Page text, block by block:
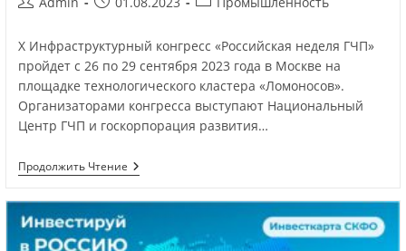
X Инфраструктурный конгресс «Российская неделя ГЧП»
пройдет с 26 по 29 сентября 2023 года в Москве на
площадке технологического кластера «Ломоносов».
Организаторами конгресса выступают Национальный
Центр ГЧП и госкорпорация развития…
Продолжить Чтение